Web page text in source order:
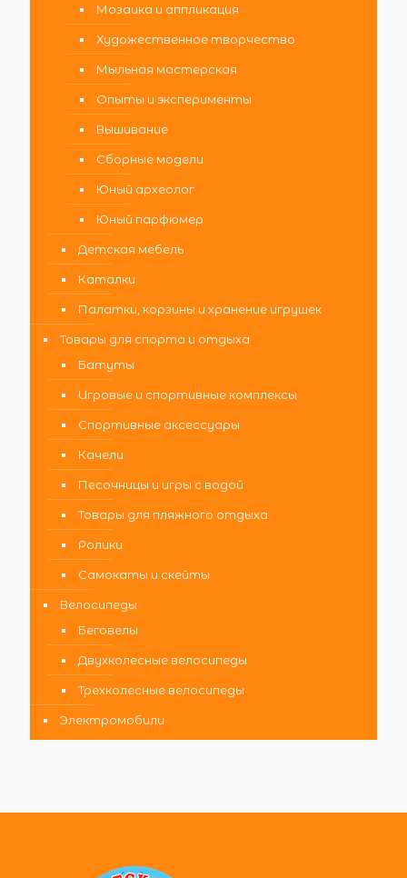
Мозаика и аппликация
Художественное творчество
Мыльная мастерская
Опыты и эксперименты
Вышивание
Сборные модели
Юный археолог
Юный парфюмер
Детская мебель
Каталки
Палатки, корзины и хранение игрушек
Товары для спорта и отдыха
Батуты
Игровые и спортивные комплексы
Спортивные аксессуары
Качели
Песочницы и игры с водой
Товары для пляжного отдыха
Ролики
Самокаты и скейты
Велосипеды
Беговелы
Двухколесные велосипеды
Трехколесные велосипеды
Электромобили